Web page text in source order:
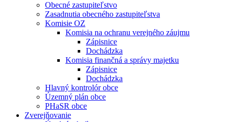
Obecné zastupiteľstvo
Zasadnutia obecného zastupiteľstva
Komisie OZ
Komisia na ochranu verejného záujmu
Zápisnice
Dochádzka
Komisia finančná a správy majetku
Zápisnice
Dochádzka
Hlavný kontrolór obce
Územný plán obce
PHaSR obce
Zverejňovanie